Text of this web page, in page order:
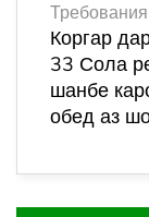
Требования
Коргар
33 Сола
шанбе
обед аз